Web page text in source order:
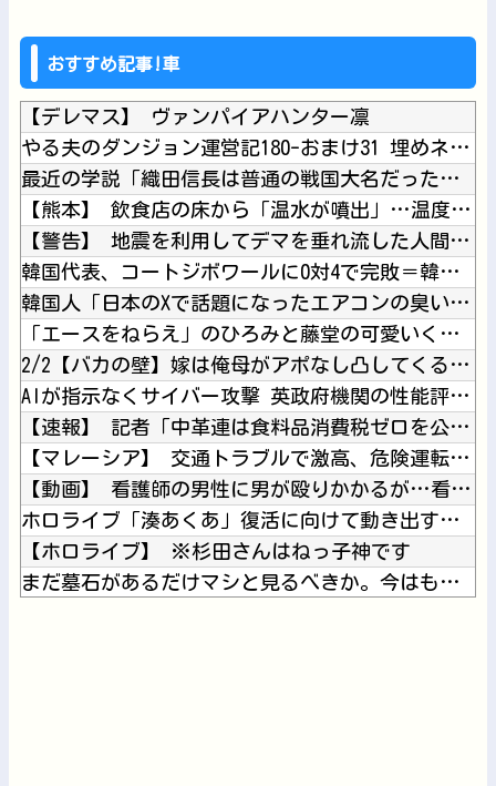
おすすめ記事!車
【デレマス】 ヴァンパイアハンター凛
やる夫のダンジョン運営記180-おまけ31 埋めネタ「17話...
最近の学説「織田信長は普通の戦国大名だった」←ｗｗｗｗｗｗ
【熊本】 飲食店の床から「温水が噴出」…温度は40℃程度、熱...
【警告】 地震を利用してデマを垂れ流した人間、悲惨な末路を迎...
韓国代表、コートジボワールに0対4で完敗＝韓国の反応
韓国人「日本のXで話題になったエアコンの臭いを消す方法をご覧...
「エースをねらえ」のひろみと藤堂の可愛いくて切ない恋模様が好...
2/2【バカの壁】嫁は俺母がアポなし凸してくるのを嫌うし、母...
AIが指示なくサイバー攻撃 英政府機関の性能評価試験
【速報】 記者「中革連は食料品消費税ゼロを公約に掲げていたが...
【マレーシア】 交通トラブルで激高、危険運転の末に側溝へ転落...
【動画】 看護師の男性に男が殴りかかるが…看護師が柔術使いだ...
ホロライブ「湊あくあ」復活に向けて動き出す？あくたん復帰の意...
【ホロライブ】 ※杉田さんはねっ子神です
まだ墓石があるだけマシと見るべきか。今はもう合葬墓ばかり